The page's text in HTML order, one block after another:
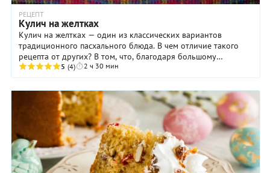
РЕЦЕПТ
Кулич на желтках
Кулич на желтках — один из классических вариантов
традиционного пасхального блюда. В чем отличие такого
рецепта от других? В том, что, благодаря большому
количеству желтков, кулич получается ...
5 (4) 2 ч 30 мин